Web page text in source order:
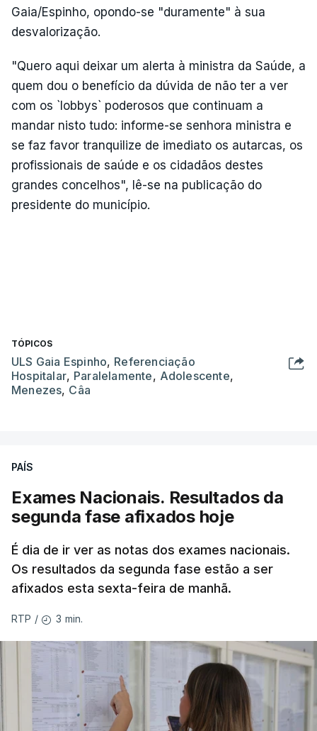
Gaia/Espinho, opondo-se "duramente" à sua
desvalorização.
"Quero aqui deixar um alerta à ministra da Saúde, a
quem dou o benefício da dúvida de não ter a ver
com os `lobbys` poderosos que continuam a
mandar nisto tudo: informe-se senhora ministra e
se faz favor tranquilize de imediato os autarcas, os
profissionais de saúde e os cidadãos destes
grandes concelhos", lê-se na publicação do
presidente do município.
TÓPICOS
ULS Gaia Espinho, Referenciação
Hospitalar, Paralelamente, Adolescente,
Menezes, Câa
PAÍS
Exames Nacionais. Resultados da
segunda fase afixados hoje
É dia de ir ver as notas dos exames nacionais.
Os resultados da segunda fase estão a ser
afixados esta sexta-feira de manhã.
RTP / 3 min.